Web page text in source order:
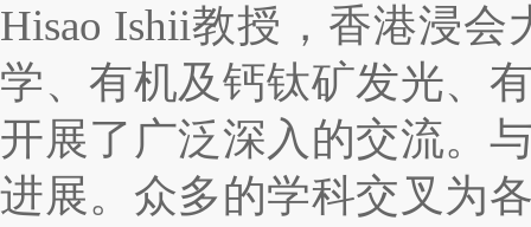
Hisao Ishii教授，香港浸会
学、有机及钙钛矿发光、
开展了广泛深入的交流。
进展。众多的学科交叉为